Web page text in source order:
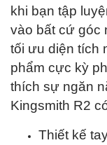
khi bạn tập
vào bất cứ góc
tối ưu diện tích
phẩm cực kỳ
thích sự ngăn
Kingsmith R2
Thiết kế